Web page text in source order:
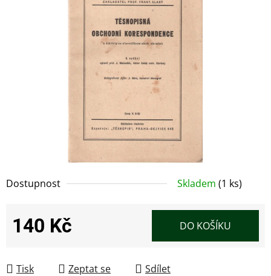
Dostupnost Skladem (1 ks)
140 Kč DO KOŠÍKU
Tisk Zeptat se Sdílet